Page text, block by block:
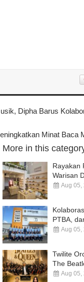
Dipha Barus
Minat Baca
More in this
Rayakan
Warisan
Aug 05,
PTBA,
Aug 05,
Twilite
The
Aug 05,